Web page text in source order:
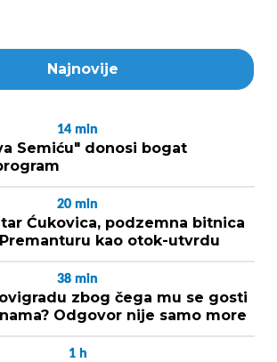
Najnovije
14 min
Semiću" donosi bogat
20 min
Ćukovica, podzemna bitnica
kao otok-utvrdu
38 min
zbog čega mu se gosti
Odgovor nije samo more
1 h